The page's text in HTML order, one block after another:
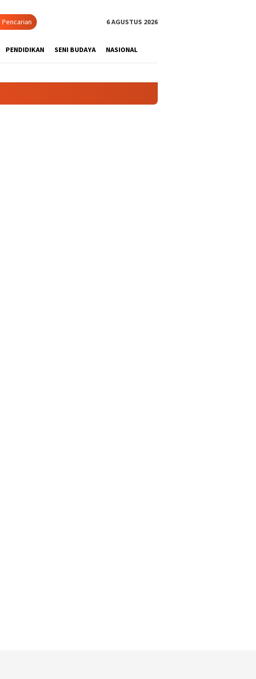
Pencarian 6 AGUSTUS 2026
PENDIDIKAN SENI BUDAYA NASIONAL